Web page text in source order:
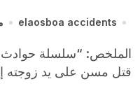
elaosboa accidents
الملخص: “سلسلة حوادث مؤسفة ضربت البلاد مؤخراً، من
قتل مسن على يد زوجته